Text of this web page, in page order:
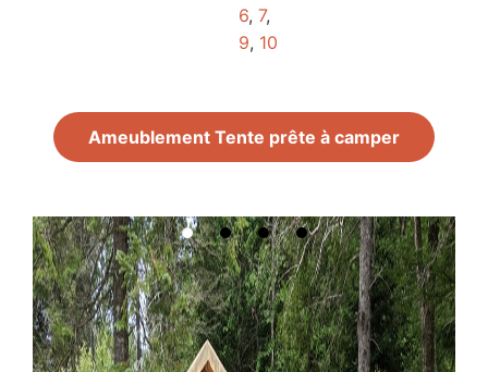
6, 7,
9, 10
Ameublement Tente prête à camper